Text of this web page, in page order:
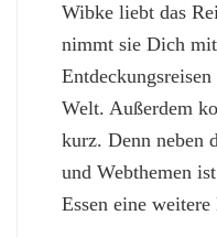
Wibke liebt das
nimmt sie Dich
Welt. Außerdem
kurz. Denn neben
und Webthemen
Essen eine